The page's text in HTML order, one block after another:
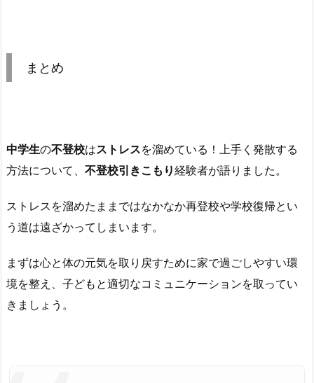
まとめ
中学生の不登校はストレスを溜めている！上手く発散する
方法について、 不登校引きこもり経験者が語りました。
ストレスを溜めたままではなかなか再登校や学校復帰とい
う道は遠ざかってしまいます。
まずは心と体の元気を取り戻すために家で過ごしやすい環
境を整え、子どもと適切なコミュニケーションを取ってい
きましょう。